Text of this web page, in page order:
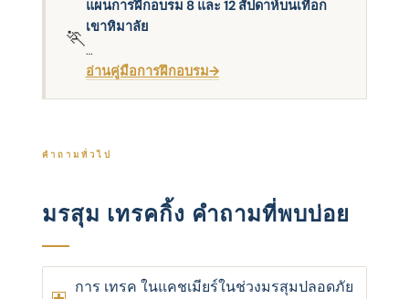
🏃
แผนการฝึกอบรม 8 และ 12 สัปดาห์บนเทือก
เขาหิมาลัย
…
อ่านคู่มือการฝึกอบรม→
คําถามทั่วไป
มรสุม เทรคกิ้ง คำถามที่พบบ่อย
การ เทรค ในแคชเมียร์ในช่วงมรสุมปลอดภัย